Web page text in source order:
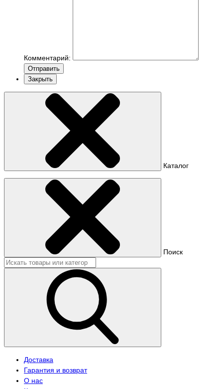
Комментарий:
Отправить
Закрыть
Каталог
Поиск
Доставка
Гарантия и возврат
О нас